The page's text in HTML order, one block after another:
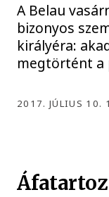
A Belau
bizonyos
királyéra:
megtörtént a
2017. JÚLIUS 10.